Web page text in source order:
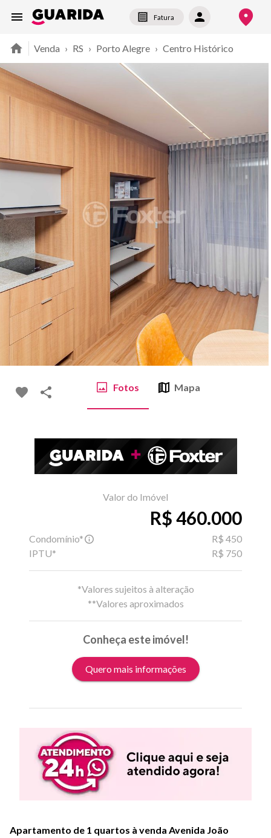
Fatura
Venda › RS › Porto Alegre › Centro Histórico
Fotos Mapa
Valor do Imóvel
R$ 460.000
Condomínio*
R$ 450
IPTU*
R$ 750
*Valores sujeitos à alteração
**Valores aproximados
Conheça este imóvel!
Quero mais informações
Apartamento de 1 quartos à venda Avenida João